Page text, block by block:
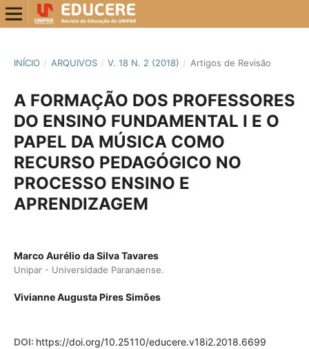
INÍCIO / ARQUIVOS / V. 18 N. 2 (2018) / Artigos de Revisão
A FORMAÇÃO DOS PROFESSORES
DO ENSINO FUNDAMENTAL I E O
PAPEL DA MÚSICA COMO
RECURSO PEDAGÓGICO NO
PROCESSO ENSINO E
APRENDIZAGEM
Marco Aurélio da Silva Tavares
Unipar - Universidade Paranaense.
Vivianne Augusta Pires Simões
DOI: https://doi.org/10.25110/educere.v18i2.2018.6699